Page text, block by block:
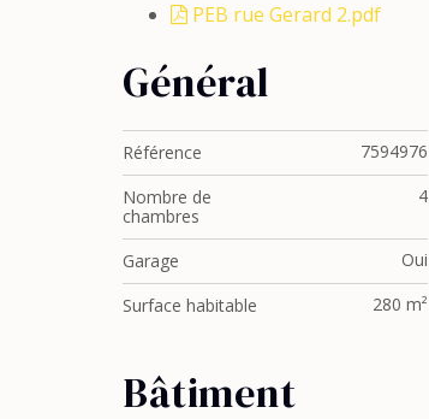
PEB rue Gerard 2.pdf
Général
Référence 7594976
Nombre de
chambres
4
Garage Oui
Surface habitable
280 m²
Bâtiment